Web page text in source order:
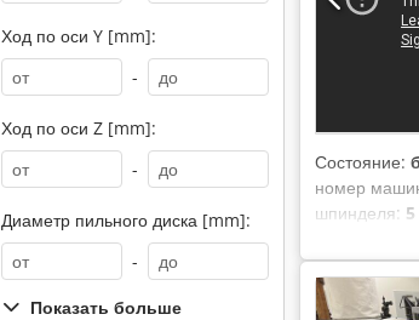
Ход по оси Y [mm]:
-
Ход по оси Z [mm]:
-
Диаметр пильного диска [mm]:
-
Показать больше
Состояние:
номер
шпинделя:
Tornado
Lathes
номер: